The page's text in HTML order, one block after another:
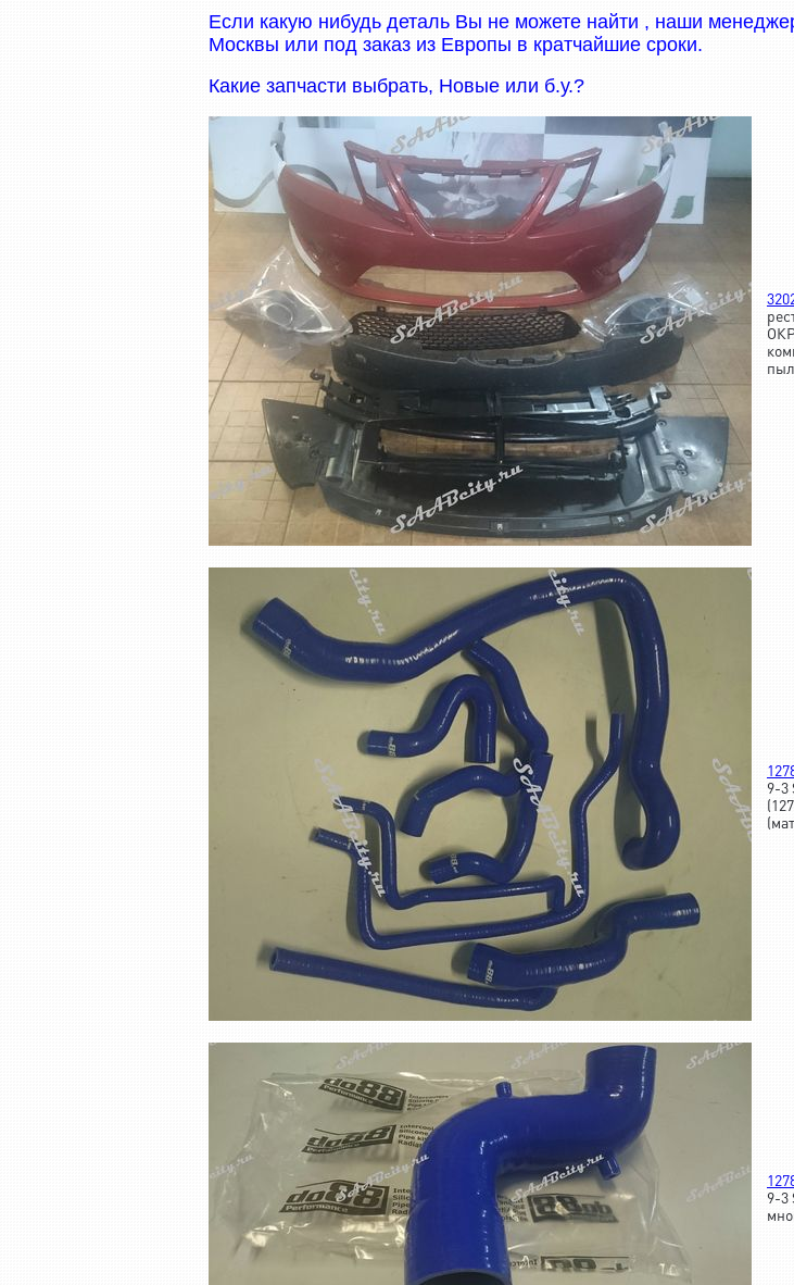
Если какую нибудь деталь Вы не можете найти , наши
Москвы или под заказ из Европы в кратчайшие сроки.
Какие запчасти выбрать, Новые или б.у.?
9-3
9-